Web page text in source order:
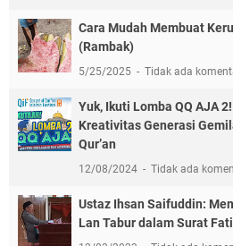
Cara Mudah Membuat
(Rambak)
5/25/2025 Tidak ada
Yuk, Ikuti Lomba QQ AJA
Kreativitas Generasi
Qur’an
12/08/2024 Tidak ada
Ustaz Ihsan Saifuddin:
Lan Tabur dalam Surat